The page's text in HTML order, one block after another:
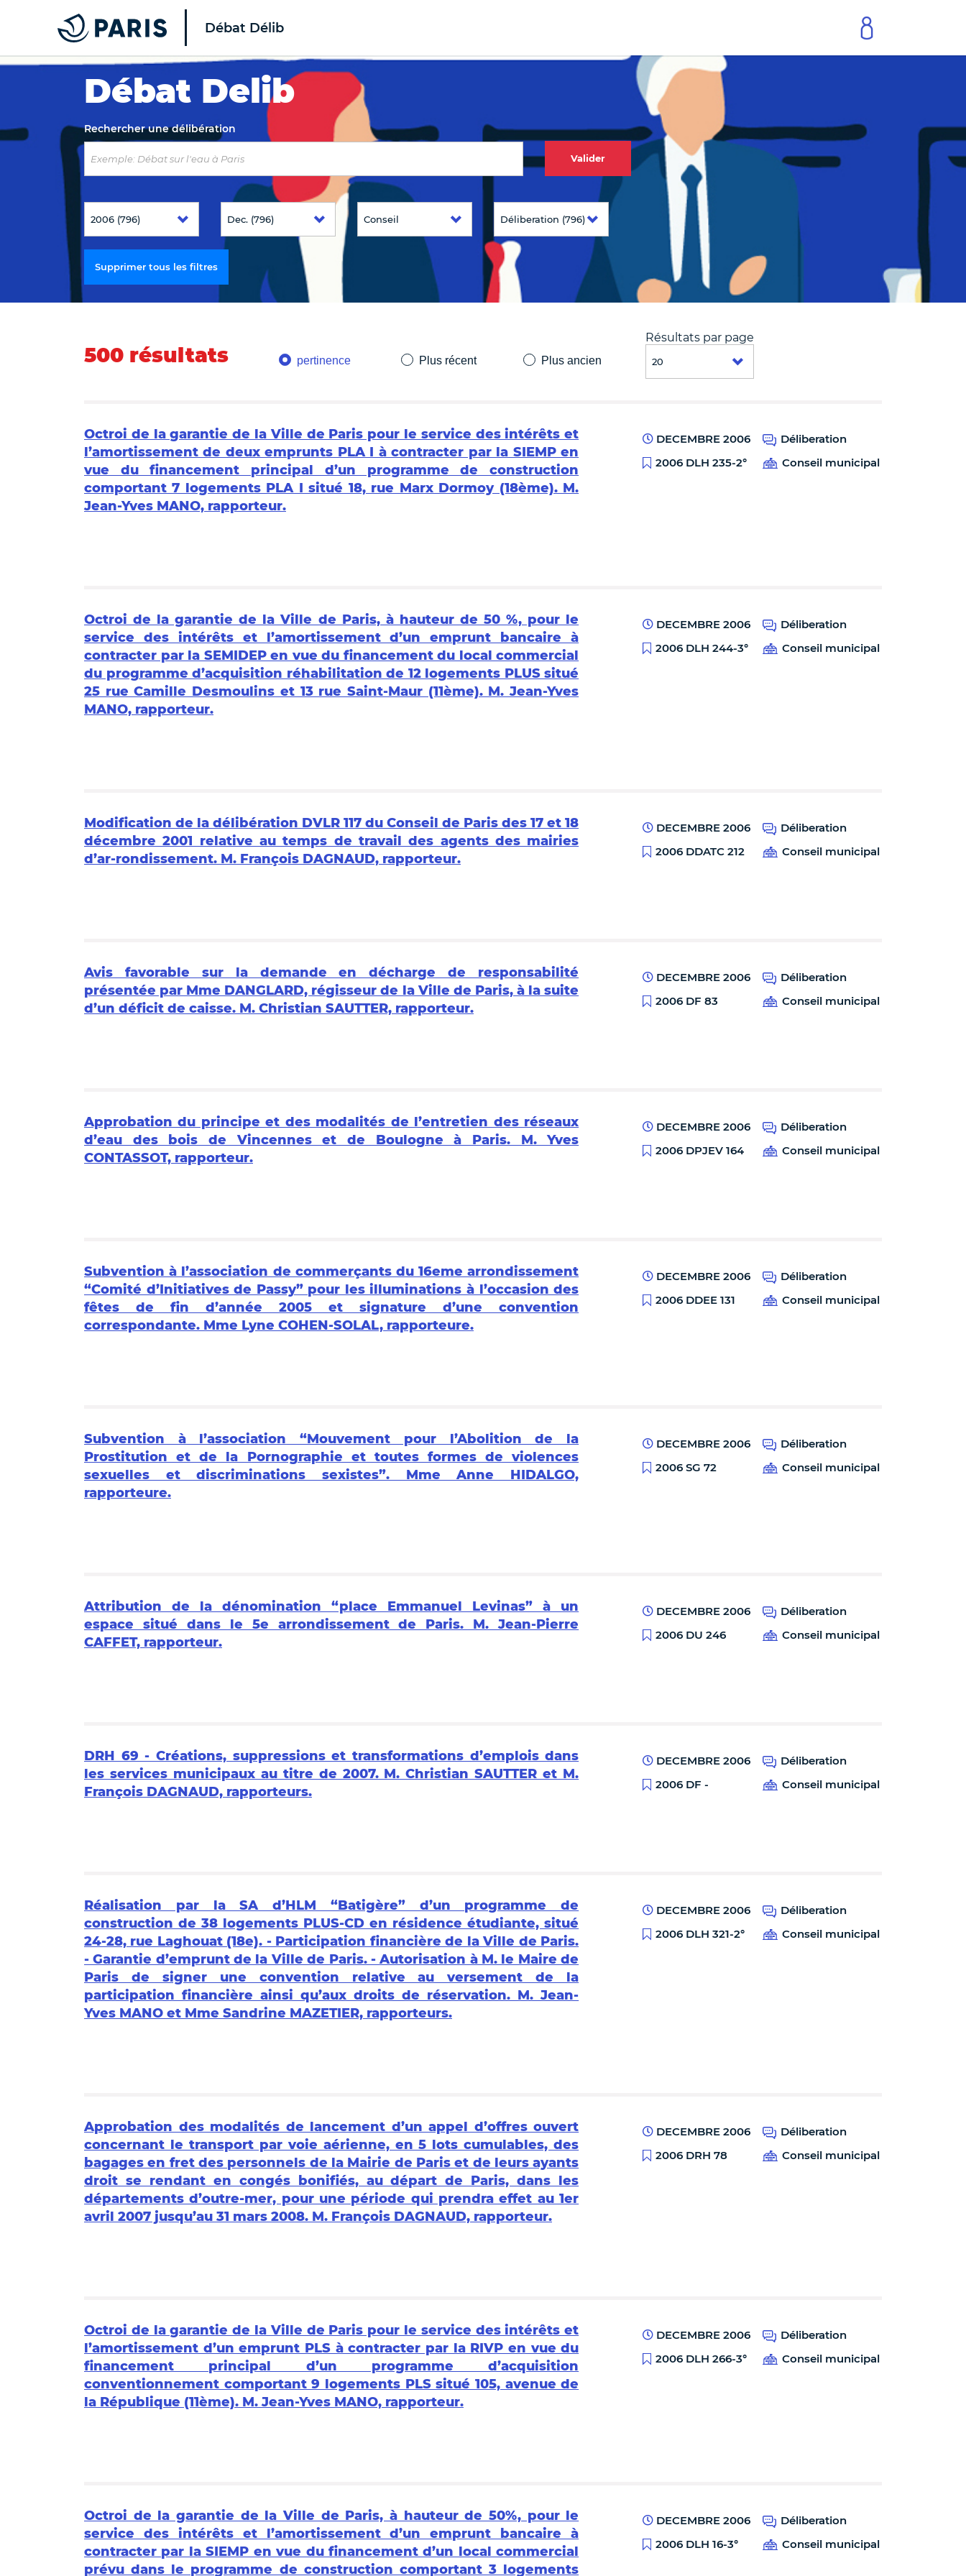
Top of the page
Débat Délib
Débat Delib
Rechercher une délibération
Valider
Supprimer tous les filtres
500 résultats pertinence Plus récent Plus ancien
Résultats par page
Octroi de la garantie de la Ville de Paris pour le service des intérêts et
l’amortissement de deux emprunts PLA I à contracter par la SIEMP en
vue du financement principal d’un programme de construction
comportant 7 logements PLA I situé 18, rue Marx Dormoy (18ème). M.
Jean-Yves MANO, rapporteur.
DECEMBRE 2006
Déliberation
2006 DLH 235-2°
Conseil municipal
Octroi de la garantie de la Ville de Paris, à hauteur de 50 %, pour le
service des intérêts et l’amortissement d’un emprunt bancaire à
contracter par la SEMIDEP en vue du financement du local commercial
du programme d’acquisition réhabilitation de 12 logements PLUS situé
25 rue Camille Desmoulins et 13 rue Saint-Maur (11ème). M. Jean-Yves
MANO, rapporteur.
DECEMBRE 2006
Déliberation
2006 DLH 244-3°
Conseil municipal
Modification de la délibération DVLR 117 du Conseil de Paris des 17 et 18
décembre 2001 relative au temps de travail des agents des mairies
d’ar-rondissement. M. François DAGNAUD, rapporteur.
DECEMBRE 2006
Déliberation
2006 DDATC 212
Conseil municipal
Avis favorable sur la demande en décharge de responsabilité
présentée par Mme DANGLARD, régisseur de la Ville de Paris, à la suite
d’un déficit de caisse. M. Christian SAUTTER, rapporteur.
DECEMBRE 2006
Déliberation
2006 DF 83
Conseil municipal
Approbation du principe et des modalités de l’entretien des réseaux
d’eau des bois de Vincennes et de Boulogne à Paris. M. Yves
CONTASSOT, rapporteur.
DECEMBRE 2006
Déliberation
2006 DPJEV 164
Conseil municipal
Subvention à l’association de commerçants du 16eme arrondissement
“Comité d’Initiatives de Passy” pour les illuminations à l’occasion des
fêtes de fin d’année 2005 et signature d’une convention
correspondante. Mme Lyne COHEN-SOLAL, rapporteure.
DECEMBRE 2006
Déliberation
2006 DDEE 131
Conseil municipal
Subvention à l’association “Mouvement pour l’Abolition de la
Prostitution et de la Pornographie et toutes formes de violences
sexuelles et discriminations sexistes”. Mme Anne HIDALGO,
rapporteure.
DECEMBRE 2006
Déliberation
2006 SG 72
Conseil municipal
Attribution de la dénomination “place Emmanuel Levinas” à un
espace situé dans le 5e arrondissement de Paris. M. Jean-Pierre
CAFFET, rapporteur.
DECEMBRE 2006
Déliberation
2006 DU 246
Conseil municipal
DRH 69 - Créations, suppressions et transformations d’emplois dans
les services municipaux au titre de 2007. M. Christian SAUTTER et M.
François DAGNAUD, rapporteurs.
DECEMBRE 2006
Déliberation
2006 DF -
Conseil municipal
Réalisation par la SA d’HLM “Batigère” d’un programme de
construction de 38 logements PLUS-CD en résidence étudiante, situé
24-28, rue Laghouat (18e). - Participation financière de la Ville de Paris.
- Garantie d’emprunt de la Ville de Paris. - Autorisation à M. le Maire de
Paris de signer une convention relative au versement de la
participation financière ainsi qu’aux droits de réservation. M. Jean-
Yves MANO et Mme Sandrine MAZETIER, rapporteurs.
DECEMBRE 2006
Déliberation
2006 DLH 321-2°
Conseil municipal
Approbation des modalités de lancement d’un appel d’offres ouvert
concernant le transport par voie aérienne, en 5 lots cumulables, des
bagages en fret des personnels de la Mairie de Paris et de leurs ayants
droit se rendant en congés bonifiés, au départ de Paris, dans les
départements d’outre-mer, pour une période qui prendra effet au 1er
avril 2007 jusqu’au 31 mars 2008. M. François DAGNAUD, rapporteur.
DECEMBRE 2006
Déliberation
2006 DRH 78
Conseil municipal
Octroi de la garantie de la Ville de Paris pour le service des intérêts et
l’amortissement d’un emprunt PLS à contracter par la RIVP en vue du
financement principal d’un programme d’acquisition
conventionnement comportant 9 logements PLS situé 105, avenue de
la République (11ème). M. Jean-Yves MANO, rapporteur.
DECEMBRE 2006
Déliberation
2006 DLH 266-3°
Conseil municipal
Octroi de la garantie de la Ville de Paris, à hauteur de 50%, pour le
service des intérêts et l’amortissement d’un emprunt bancaire à
contracter par la SIEMP en vue du financement d’un local commercial
prévu dans le programme de construction comportant 3 logements
DECEMBRE 2006
Déliberation
2006 DLH 16-3°
Conseil municipal